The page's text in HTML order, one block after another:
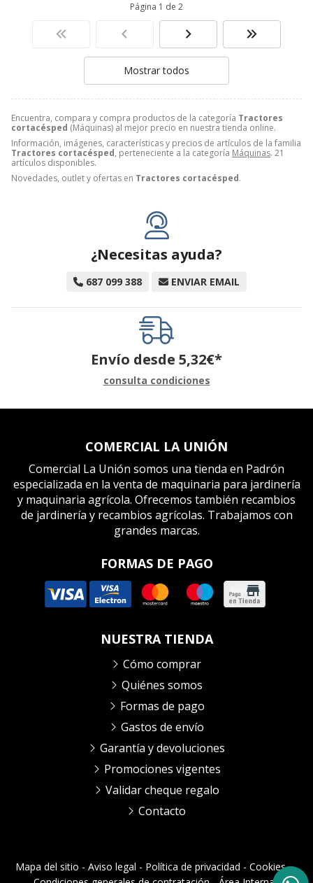
Encuentra, compara y compra productos de la categoría Tractores
cortacésped (Máquinas) al mejor precio en nuestra tienda online.
Información, imágenes, características y precios de artículos de la familia
Tractores cortacésped, perteneciente a la categoría Máquinas. 21
artículos disponibles.
Novedades, outlet y ofertas en Tractores cortacésped.
Página 1 de 2
Mostrar todos
¿Necesitas ayuda?
687 099 388 ENVIAR EMAIL
Envío desde 5,32€*
consulta condiciones
COMERCIAL LA UNIÓN
Comercial La Unión somos una tienda en Padrón
especializada en la venta de maquinaria para jardinería
y maquinaria agrícola. Ofrecemos también recambios
de jardinería y recambios agrícolas. Trabajamos con
grandes marcas.
FORMAS DE PAGO
NUESTRA TIENDA
Cómo comprar
Quiénes somos
Formas de pago
Gastos de envío
Garantía y devoluciones
Promociones vigentes
Validar cheque regalo
Contacto
Mapa del sitio - Aviso legal - Política de privacidad - Cookies-